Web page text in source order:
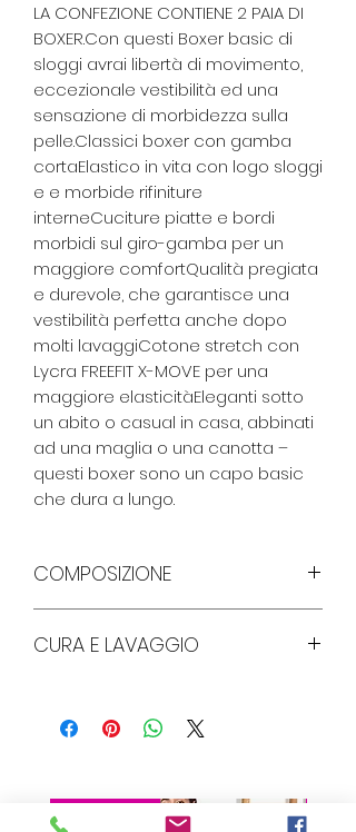
LA CONFEZIONE CONTIENE 2 PAIA DI
BOXER.Con questi Boxer basic di
sloggi avrai libertà di movimento,
eccezionale vestibilità ed una
sensazione di morbidezza sulla
pelle.Classici boxer con gamba
cortaElastico in vita con logo sloggi
e e morbide rifiniture
interneCuciture piatte e bordi
morbidi sul giro-gamba per un
maggiore comfortQualità pregiata
e durevole, che garantisce una
vestibilità perfetta anche dopo
molti lavaggiCotone stretch con
Lycra FREEFIT X-MOVE per una
maggiore elasticitàEleganti sotto
un abito o casual in casa, abbinati
ad una maglia o una canotta –
questi boxer sono un capo basic
che dura a lungo.
COMPOSIZIONE
90% Cotone, 10% Elastan
CURA E LAVAGGIO
candeggiare , non lavare a secco